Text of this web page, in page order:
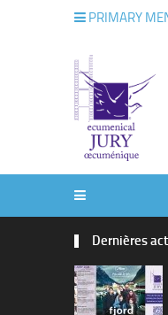
PRIMARY
Dernières